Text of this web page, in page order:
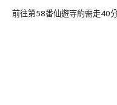
前往第58番仙遊寺約需走40